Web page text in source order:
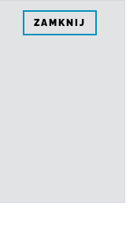
ZAMKNIJ